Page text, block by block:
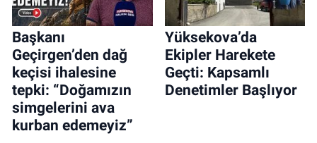
Başkanı
Geçirgen’den dağ
keçisi ihalesine
tepki: “Doğamızın
simgelerini ava
kurban edemeyiz”
Yüksekova’da
Ekipler Harekete
Geçti: Kapsamlı
Denetimler Başlıyor